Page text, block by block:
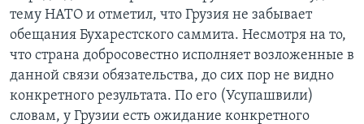
тему НАТО и отметил, что Грузия не забывает
обещания Бухарестского саммита. Несмотря на то,
что страна добросовестно исполняет возложенные в
данной связи обязательства, до сих пор не видно
конкретного результата. По его (Усупашвили)
словам, у Грузии есть ожидание конкретного